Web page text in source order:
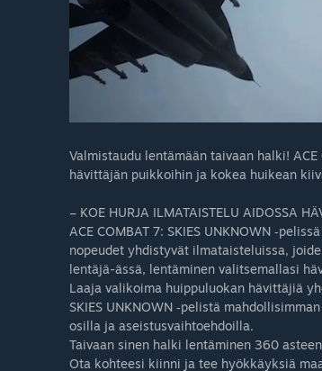
Valmistaudu lentämään taivaan halki!
hävittäjän puikkoihin ja kokea huikean
– KOE HURJA ILMATAISTELU AIDOSSA
ACE COMBAT 7: SKIES UNKNOWN
nopeudet yhdistyvät ilmataisteluissa,
lentäjä-ässä, lentäminen valitsemallasi
Laaja valikoima huippuluokan hävittäjiä
SKIES UNKNOWN ‑pelistä
osilla ja aseistusvaihtoehdoilla.
Taivaan sinen halki lentäminen 360
Ota kohteesi kiinni ja tee hyökkäyksiä